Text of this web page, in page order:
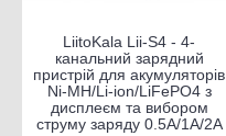
LiitoKala Lii-S4 - 4-
канальний зарядний
пристрій для акумуляторів
Ni-MH/Li-ion/LiFePO4 з
дисплеєм та вибором
струму заряду 0.5A/1A/2A